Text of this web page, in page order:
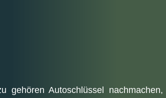
Autoschlüssel nachmachen,